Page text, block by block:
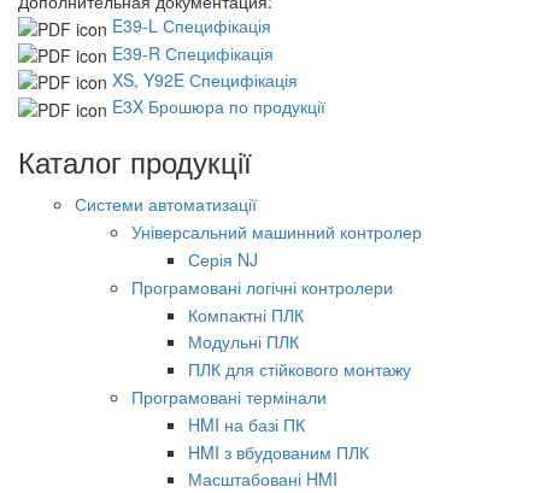
E39-L Специфікація
E39-R Специфікація
XS, Y92E Специфікація
E3X Брошюра по продукції
Каталог продукції
Системи автоматизації
Універсальний машинний контролер
Серія NJ
Програмовані логічні контролери
Компактні ПЛК
Модульні ПЛК
ПЛК для стійкового монтажу
Програмовані термінали
HMI на базі ПК
HMI з вбудованим ПЛК
Масштабовані HMI